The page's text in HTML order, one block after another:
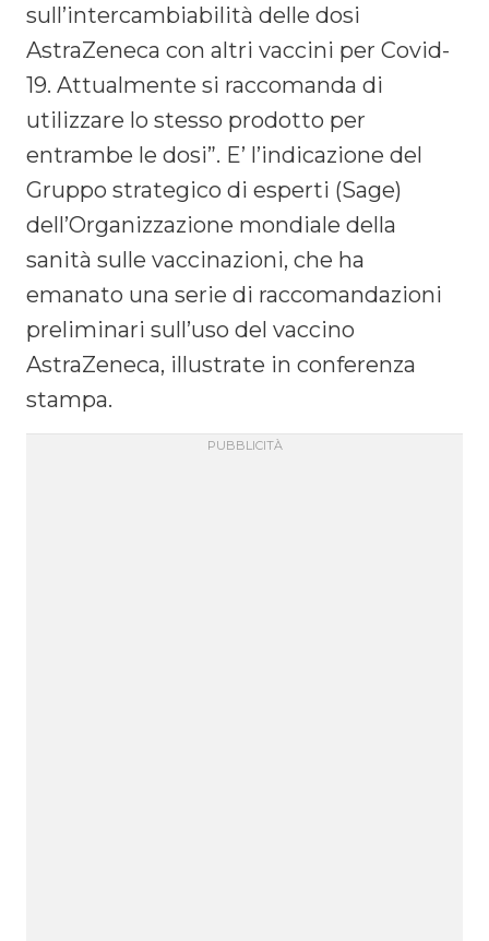
sull’intercambiabilità delle dosi
AstraZeneca con altri vaccini per Covid-
19. Attualmente si raccomanda di
utilizzare lo stesso prodotto per
entrambe le dosi”. E’ l’indicazione del
Gruppo strategico di esperti (Sage)
dell’Organizzazione mondiale della
sanità sulle vaccinazioni, che ha
emanato una serie di raccomandazioni
preliminari sull’uso del vaccino
AstraZeneca, illustrate in conferenza
stampa.